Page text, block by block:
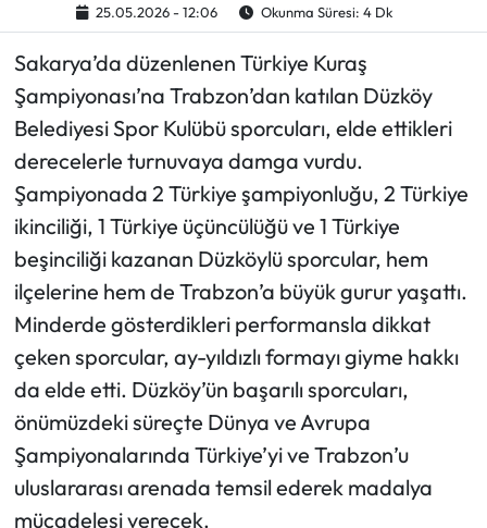
25.05.2026 - 12:06 Okunma Süresi: 4 Dk
Sakarya’da düzenlenen Türkiye Kuraş
Şampiyonası’na Trabzon’dan katılan Düzköy
Belediyesi Spor Kulübü sporcuları, elde ettikleri
derecelerle turnuvaya damga vurdu.
Şampiyonada 2 Türkiye şampiyonluğu, 2 Türkiye
ikinciliği, 1 Türkiye üçüncülüğü ve 1 Türkiye
beşinciliği kazanan Düzköylü sporcular, hem
ilçelerine hem de Trabzon’a büyük gurur yaşattı.
Minderde gösterdikleri performansla dikkat
çeken sporcular, ay-yıldızlı formayı giyme hakkı
da elde etti. Düzköy’ün başarılı sporcuları,
önümüzdeki süreçte Dünya ve Avrupa
Şampiyonalarında Türkiye’yi ve Trabzon’u
uluslararası arenada temsil ederek madalya
mücadelesi verecek.
ASTROLOJİ
Spor Yazıları
Mektup Galeri
Ekonomi
Sağlık
Turizm
Teknoloji